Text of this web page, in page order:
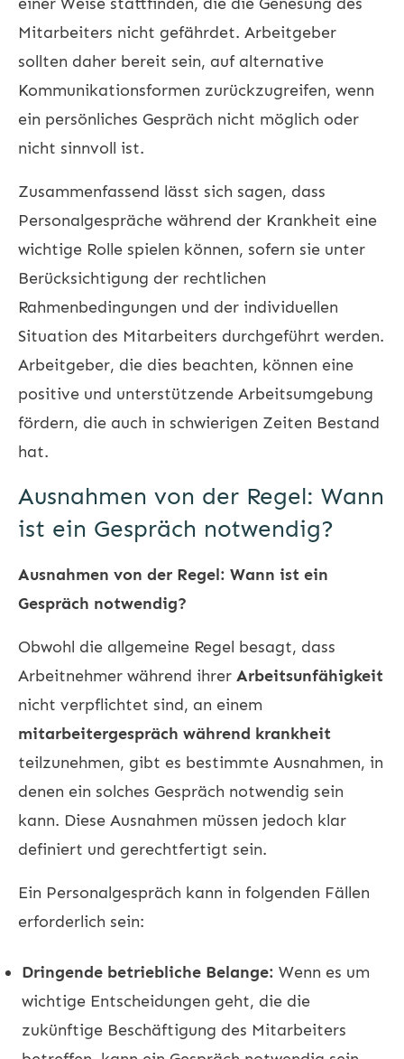
Mitarbeiters nicht gefährdet. Arbeitgeber
sollten daher bereit sein, auf alternative
Kommunikationsformen zurückzugreifen, wenn
ein persönliches Gespräch nicht möglich oder
nicht sinnvoll ist.
Zusammenfassend lässt sich sagen, dass
Personalgespräche während der Krankheit eine
wichtige Rolle spielen können, sofern sie unter
Berücksichtigung der rechtlichen
Rahmenbedingungen und der individuellen
Situation des Mitarbeiters durchgeführt werden.
Arbeitgeber, die dies beachten, können eine
positive und unterstützende Arbeitsumgebung
fördern, die auch in schwierigen Zeiten Bestand
hat.
Ausnahmen von der Regel: Wann
ist ein Gespräch notwendig?
Ausnahmen von der Regel: Wann ist ein
Gespräch notwendig?
Obwohl die allgemeine Regel besagt, dass
Arbeitnehmer während ihrer Arbeitsunfähigkeit
nicht verpflichtet sind, an einem
mitarbeitergespräch während krankheit
teilzunehmen, gibt es bestimmte Ausnahmen, in
denen ein solches Gespräch notwendig sein
kann. Diese Ausnahmen müssen jedoch klar
definiert und gerechtfertigt sein.
Ein Personalgespräch kann in folgenden Fällen
erforderlich sein:
Dringende betriebliche Belange: Wenn es um
wichtige Entscheidungen geht, die die
zukünftige Beschäftigung des Mitarbeiters